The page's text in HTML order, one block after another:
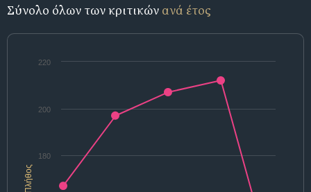
Σύνολο όλων των κριτικών ανά έτος
Πλήθος
180
200
220